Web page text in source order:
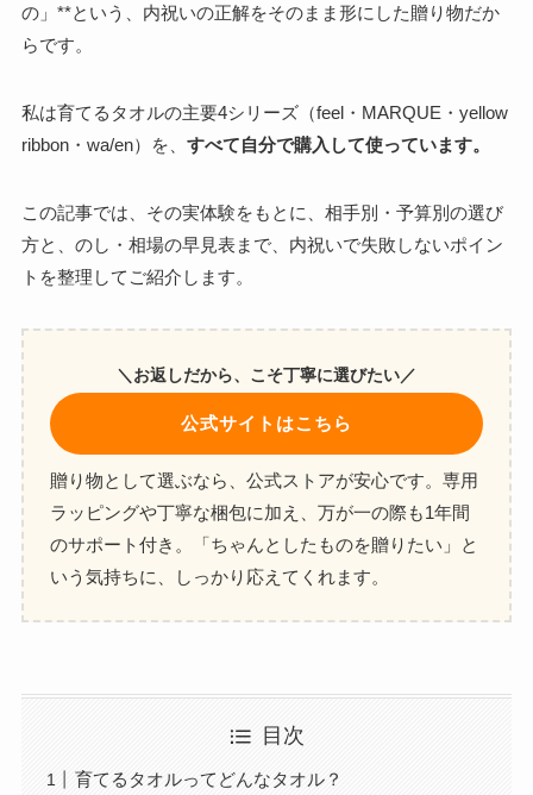
の」**という、内祝いの正解をそのまま形にした贈り物だか
らです。
私は育てるタオルの主要4シリーズ（feel・MARQUE・yellow
ribbon・wa/en）を、 すべて自分で購入して使っています。
この記事では、その実体験をもとに、相手別・予算別の選び
方と、のし・相場の早見表まで、内祝いで失敗しないポイン
トを整理してご紹介します。
＼お返しだから、こそ丁寧に選びたい／
公式サイトはこちら
贈り物として選ぶなら、公式ストアが安心です。専用
ラッピングや丁寧な梱包に加え、万が一の際も1年間
のサポート付き。「ちゃんとしたものを贈りたい」と
いう気持ちに、しっかり応えてくれます。
目次
育てるタオルってどんなタオル？